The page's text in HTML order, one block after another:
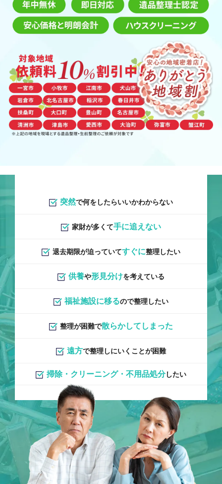
突然で何をしたらいいかわからない
家財が多くて手に追えない
退去期限が迫っていてすぐに整理したい
供養や形見分けを考えている
福祉施設に移るので整理したい
整理が困難で散らかしてしまった
遠方で整理しにいくことが困難
掃除・クリーニング・不用品処分したい